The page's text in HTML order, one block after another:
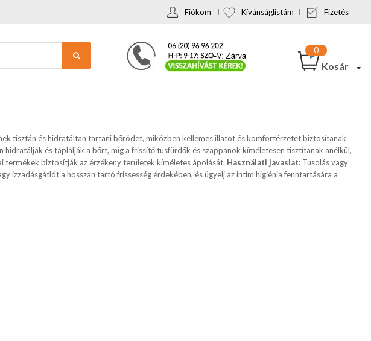
Fiókom Kívánságlistám Fizetés
Kosár
tisztán és hidratáltan tartani bőrödet, miközben kellemes illatot és komfortérzetet biztosítanak
és táplálják a bőrt, míg a frissítő tusfürdők és szappanok kíméletesen tisztítanak anélkül,
termékek biztosítják az érzékeny területek kíméletes ápolását. Használati javaslat: Tusolás vagy
a hosszan tartó frissesség érdekében, és ügyelj az intim higiénia fenntartására a